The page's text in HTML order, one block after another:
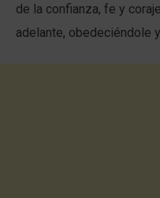
de la confianza, fe y
adelante, obedeciéndole